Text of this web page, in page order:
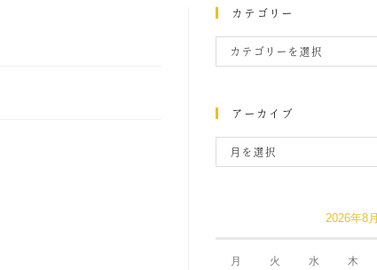
カテゴリー
カテゴリーを選択
アーカイブ
月を選択
2026年8月
月 火 水 木